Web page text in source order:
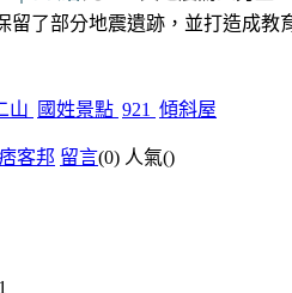
留了部分地震遺跡，並打造成教
山 國姓景點 921 傾斜屋
客邦 留言(0) 人氣()